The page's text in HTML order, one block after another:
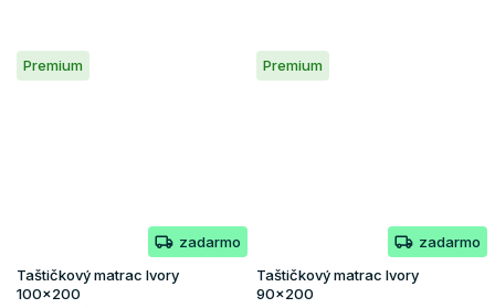
Premium
zadarmo
Taštičkový matrac Ivory
100x200
Premium
zadarmo
Taštičkový matrac Ivory
90x200